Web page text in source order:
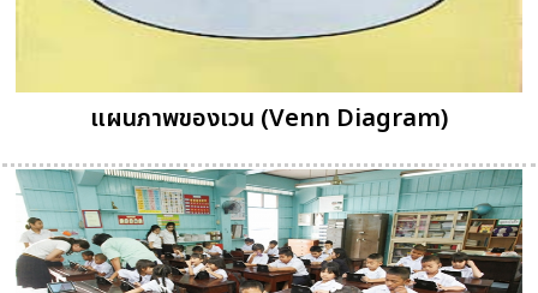
แผนภาพของเวน (Venn Diagram)